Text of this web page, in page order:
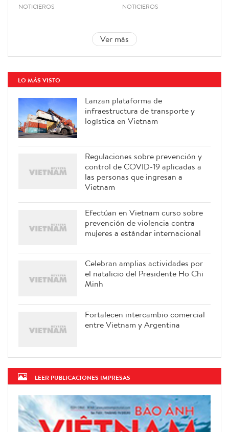
NOTICIEROS NOTICIEROS
Ver más
LO MÁS VISTO
Lanzan plataforma de
infraestructura de transporte y
logística en Vietnam
Regulaciones sobre prevención y
control de COVID-19 aplicadas a
las personas que ingresan a
Vietnam
Efectúan en Vietnam curso sobre
prevención de violencia contra
mujeres a estándar internacional
Celebran amplias actividades por
el natalicio del Presidente Ho Chi
Minh
Fortalecen intercambio comercial
entre Vietnam y Argentina
LEER PUBLICACIONES IMPRESAS